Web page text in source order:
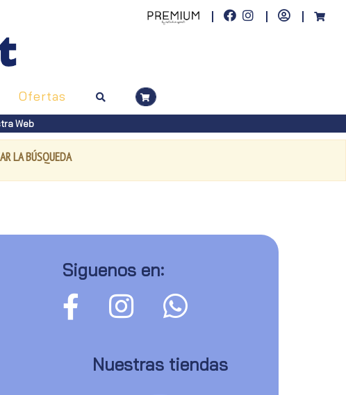
Ofertas
Web
LA BÚSQUEDA
Siguenos en:
Nuestras tiendas